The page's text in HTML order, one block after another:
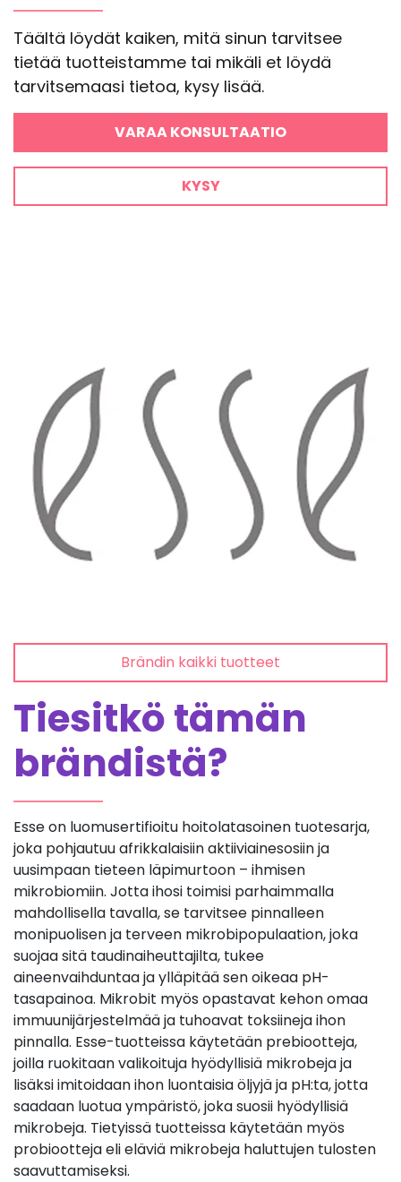
Täältä löydät kaiken, mitä sinun tarvitsee
tietää tuotteistamme tai mikäli et löydä
tarvitsemaasi tietoa, kysy lisää.
VARAA KONSULTAATIO
KYSY
Brändin kaikki tuotteet
Tiesitkö tämän
brändistä?
Esse on luomusertifioitu hoitolatasoinen tuotesarja,
joka pohjautuu afrikkalaisiin aktiiviainesosiin ja
uusimpaan tieteen läpimurtoon – ihmisen
mikrobiomiin. Jotta ihosi toimisi parhaimmalla
mahdollisella tavalla, se tarvitsee pinnalleen
monipuolisen ja terveen mikrobipopulaation, joka
suojaa sitä taudinaiheuttajilta, tukee
aineenvaihduntaa ja ylläpitää sen oikeaa pH-
tasapainoa. Mikrobit myös opastavat kehon omaa
immuunijärjestelmää ja tuhoavat toksiineja ihon
pinnalla. Esse-tuotteissa käytetään prebiootteja,
joilla ruokitaan valikoituja hyödyllisiä mikrobeja ja
lisäksi imitoidaan ihon luontaisia öljyjä ja pH:ta, jotta
saadaan luotua ympäristö, joka suosii hyödyllisiä
mikrobeja. Tietyissä tuotteissa käytetään myös
probiootteja eli eläviä mikrobeja haluttujen tulosten
saavuttamiseksi.